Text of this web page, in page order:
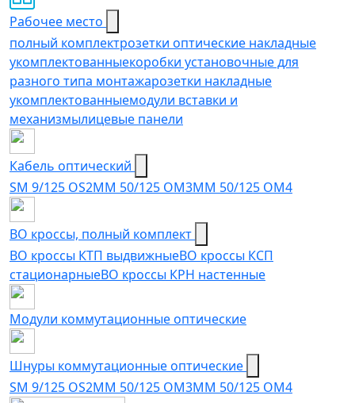
Рабочее место
полный комплектрозетки оптические накладные
укомплектованныекоробки установочные для
разного типа монтажарозетки накладные
укомплектованныемодули вставки и
механизмылицевые панели
Кабель оптический
SM 9/125 OS2MM 50/125 OM3MM 50/125 OM4
ВО кроссы, полный комплект
ВО кроссы КТП выдвижныеВО кроссы КСП
стационарныеВО кроссы КРН настенные
Модули коммутационные оптические
Шнуры коммутационные оптические
SM 9/125 OS2MM 50/125 OM3MM 50/125 OM4